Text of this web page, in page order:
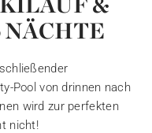
NÄCHTE
Pool von drinnen nach
wird zur perfekten
nicht!